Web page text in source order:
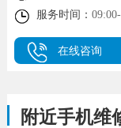
服务时间：
在线咨询
附近手机维